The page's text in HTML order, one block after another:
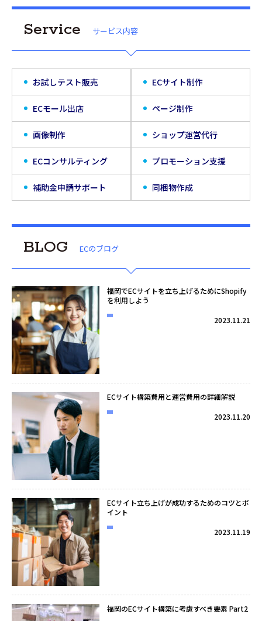
Service サービス内容
お試しテスト販売 ECサイト制作
ECモール出店 ページ制作
画像制作 ショップ運営代行
ECコンサルティング プロモーション支援
補助金申請サポート 同梱物作成
BLOG ECのブログ
福岡でECサイトを立ち上げるためにShopify
を利用しよう
2023.11.21
ECサイト構築費用と運営費用の詳細解説
2023.11.20
ECサイト立ち上げが成功するためのコツとポ
イント
2023.11.19
福岡のECサイト構築に考慮すべき要素 Part2